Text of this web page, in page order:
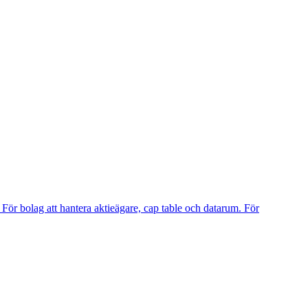
För bolag att hantera aktieägare, cap table och datarum. För